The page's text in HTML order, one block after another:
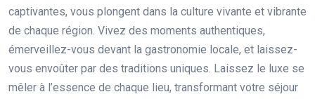
captivantes, vous plongent dans la culture vivante et vibrante
de chaque région. Vivez des moments authentiques,
émerveillez-vous devant la gastronomie locale, et laissez-
vous envoûter par des traditions uniques. Laissez le luxe se
mêler à l’essence de chaque lieu, transformant votre séjour